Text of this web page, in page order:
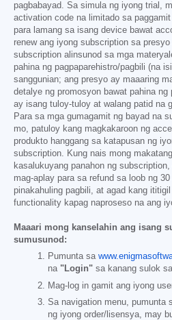
pagbabayad. Sa simula ng iyong trial,
activation code na limitado sa
para lamang sa isang device bawat
renew ang iyong subscription sa
subscription alinsunod sa mga
pahina ng pagpaparehistro/pagbili (na
sanggunian; ang presyo ay maaaring
detalye ng promosyon bawat pahina
ay isang tuloy-tuloy at walang patid na
Para sa mga gumagamit ng bayad na
mo, patuloy kang magkakaroon ng
produkto hanggang sa katapusan ng
subscription. Kung nais mong
kasalukuyang panahon ng
mag-aplay para sa refund sa loob ng
pinakahuling pagbili, at agad kang
functionality kapag naproseso na ang
Maaari mong kanselahin ang isang
sumusunod:
Pumunta sa
na "Login" sa kanang sulok
Mag-log in gamit ang iyong
Sa navigation menu, pumunta
ng iyong order/lisensya, may